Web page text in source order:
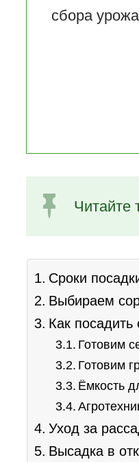
сбора
Читайте
Сроки
Выбираем
Как посадить
Готовим
Готовим
Ёмкость
Уход за
Высадка в